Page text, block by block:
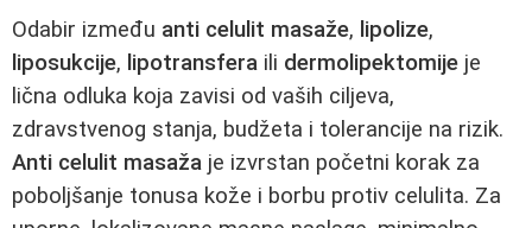
Odabir između anti celulit masaže, lipolize,
liposukcije, lipotransfera ili dermolipektomije je
lična odluka koja zavisi od vaših ciljeva,
zdravstvenog stanja, budžeta i tolerancije na rizik.
Anti celulit masaža je izvrstan početni korak za
poboljšanje tonusa kože i borbu protiv celulita. Za